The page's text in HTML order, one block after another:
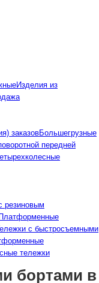
Изделия из
заказовБольшегрузные
передней
резиновым
Платформенные
с быстросъемными
тележки
бортами в